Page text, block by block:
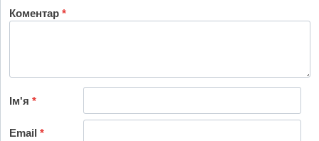
Коментар*
Ім'я*
Email*